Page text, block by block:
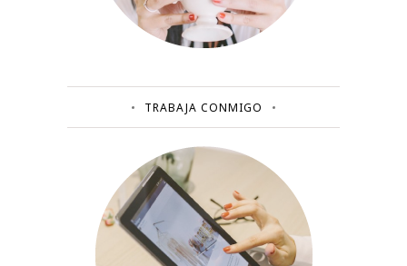
TRABAJA CONMIGO